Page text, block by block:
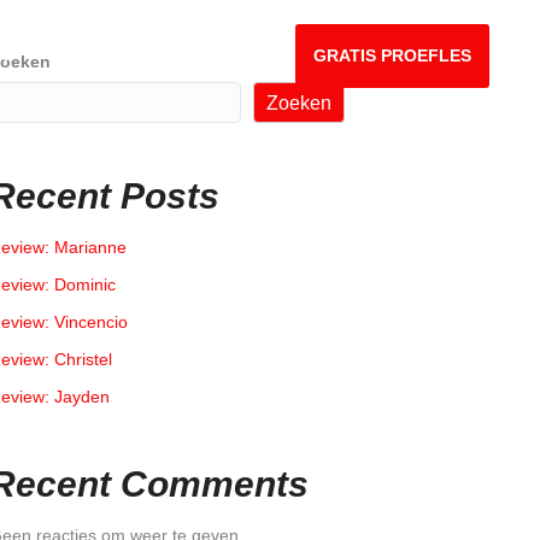
GRATIS PROEFLES
Zoeken
Posts
Marianne
Dominic
Vincencio
Christel
Jayden
Comments
reacties om weer te geven.